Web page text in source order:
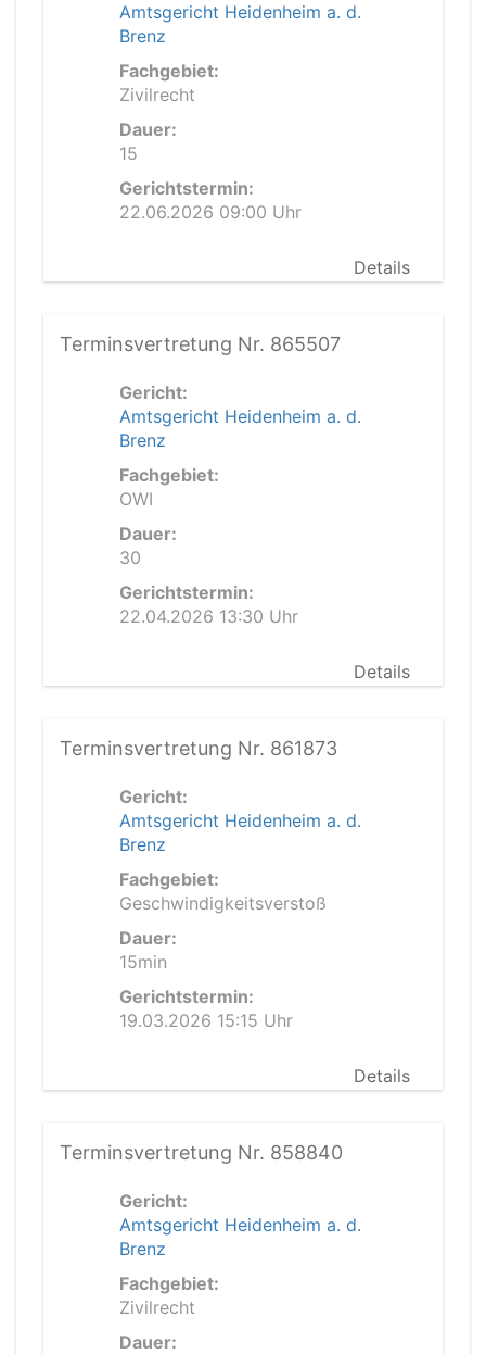
Amtsgericht Heidenheim a. d.
Brenz
Fachgebiet:
Zivilrecht
Dauer:
15
Gerichtstermin:
22.06.2026 09:00 Uhr
Details
Terminsvertretung Nr. 865507
Gericht:
Amtsgericht Heidenheim a. d.
Brenz
Fachgebiet:
OWI
Dauer:
30
Gerichtstermin:
22.04.2026 13:30 Uhr
Details
Terminsvertretung Nr. 861873
Gericht:
Amtsgericht Heidenheim a. d.
Brenz
Fachgebiet:
Geschwindigkeitsverstoß
Dauer:
15min
Gerichtstermin:
19.03.2026 15:15 Uhr
Details
Terminsvertretung Nr. 858840
Gericht:
Amtsgericht Heidenheim a. d.
Brenz
Fachgebiet:
Zivilrecht
Dauer: